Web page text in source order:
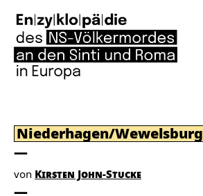
Niederhagen/Wewelsburg
von Kirsten John-Stucke